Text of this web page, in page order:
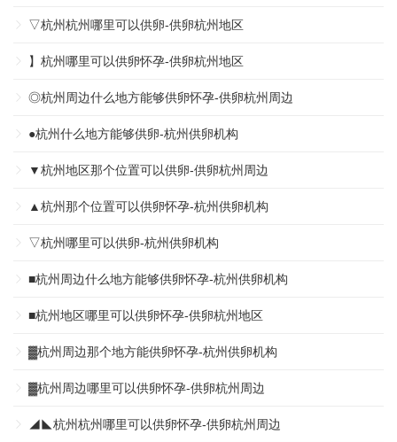
▽杭州杭州哪里可以供卵-供卵杭州地区
】杭州哪里可以供卵怀孕-供卵杭州地区
◎杭州周边什么地方能够供卵怀孕-供卵杭州周边
●杭州什么地方能够供卵-杭州供卵机构
▼杭州地区那个位置可以供卵-供卵杭州周边
▲杭州那个位置可以供卵怀孕-杭州供卵机构
▽杭州哪里可以供卵-杭州供卵机构
■杭州周边什么地方能够供卵怀孕-杭州供卵机构
■杭州地区哪里可以供卵怀孕-供卵杭州地区
▓杭州周边那个地方能供卵怀孕-杭州供卵机构
▓杭州周边哪里可以供卵怀孕-供卵杭州周边
◢◣杭州杭州哪里可以供卵怀孕-供卵杭州周边